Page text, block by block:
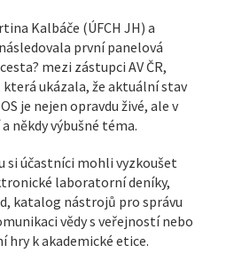
Kalbáče (ÚFCH JH) a
první panelová
mezi zástupci AV ČR,
která ukázala, že aktuální stav
je nejen opravdu živé, ale v
někdy výbušné téma.
si účastníci mohli vyzkoušet
laboratorní deníky,
katalog nástrojů pro správu
vědy s veřejností nebo
k akademické etice.